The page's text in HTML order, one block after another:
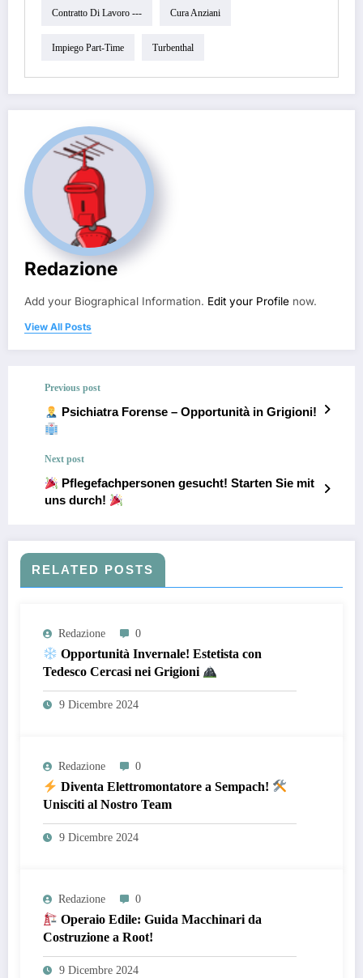
Contratto Di Lavoro --- Cura Anziani
Impiego Part-Time Turbenthal
Redazione
Add your Biographical Information. Edit your Profile now.
View All Posts
Previous post
Psichiatra Forense – Opportunità in Grigioni!
Next post
Pflegefachpersonen gesucht! Starten Sie mit
uns durch!
RELATED POSTS
Redazione 0
Opportunità Invernale! Estetista con
Tedesco Cercasi nei Grigioni
9 Dicembre 2024
Redazione 0
Diventa Elettromontatore a Sempach!
Unisciti al Nostro Team
9 Dicembre 2024
Redazione 0
Operaio Edile: Guida Macchinari da
Costruzione a Root!
9 Dicembre 2024